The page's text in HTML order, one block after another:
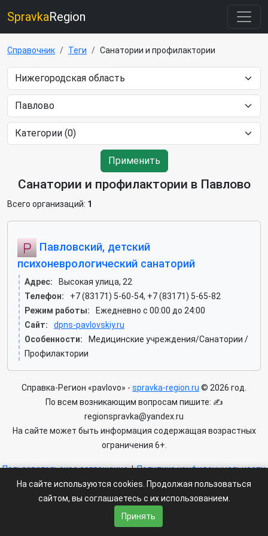
SpravkaRegion
Справочник Теги Санатории и профилактории
Применить
Санатории и профилактории в Павлово
Всего организаций: 1
Павловский, детский
психоневрологический санаторий
Адрес:
Высокая улица, 22
Телефон:
+7 (83171) 5-60-54, +7 (83171) 5-65-82
Режим работы:
Ежедневно с 00:00 до 24:00
Сайт:
dpns-pavlovskiy.ru
Особенности:
Медицинские учреждения/Санатории /
Профилактории
Справка-Регион «pavlovo» - spravka-region.ru © 2026 год.
По всем возникающим вопросам пишите: ✍
regionspravka@yandex.ru
На сайте может быть информация содержащая возрастных
ограничения 6+.
Пользовательское соглашение|Политика конфиденциальности
|Условия доступа к сайту
На сайте используются cookies. Продолжая пользоваться
сайтом, вы соглашаетесь с их использованием.
Принять